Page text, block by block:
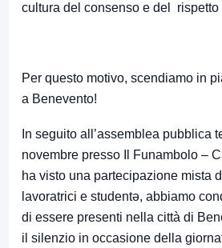
cultura del consenso e del rispetto
Per questo motivo, scendiamo in
a Benevento!
In seguito all’assemblea pubblica
novembre presso Il Funambolo –
ha visto una partecipazione mista
lavoratrici e studentə, abbiamo
di essere presenti nella città di
il silenzio in occasione della